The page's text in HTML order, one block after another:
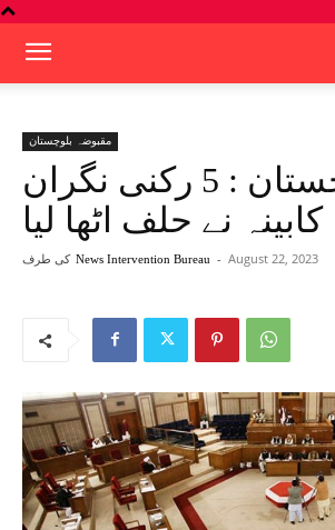
مقبوضہ بلوچستان
بلوچستان : 5 رکنی نگران
کابینہ نے حلف اٹھا لیا
کی طرف News Intervention Bureau - August 22, 2023